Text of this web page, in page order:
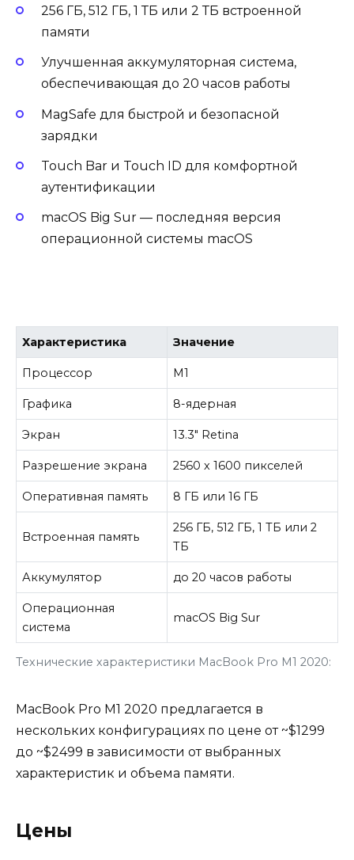
256 ГБ, 512 ГБ, 1 ТБ или 2 ТБ встроенной
памяти
Улучшенная аккумуляторная система,
обеспечивающая до 20 часов работы
MagSafe для быстрой и безопасной
зарядки
Touch Bar и Touch ID для комфортной
аутентификации
macOS Big Sur — последняя версия
операционной системы macOS
Технические характеристики MacBook Pro M1 2020:
Характеристика Значение
Процессор M1
Графика 8-ядерная
Экран 13.3″ Retina
Разрешение экрана 2560 x 1600 пикселей
Оперативная память 8 ГБ или 16 ГБ
Встроенная память
256 ГБ, 512 ГБ, 1 ТБ или 2
ТБ
Аккумулятор до 20 часов работы
Операционная
система
macOS Big Sur
MacBook Pro M1 2020 предлагается в
нескольких конфигурациях по цене от ~$1299
до ~$2499 в зависимости от выбранных
характеристик и объема памяти.
Цены